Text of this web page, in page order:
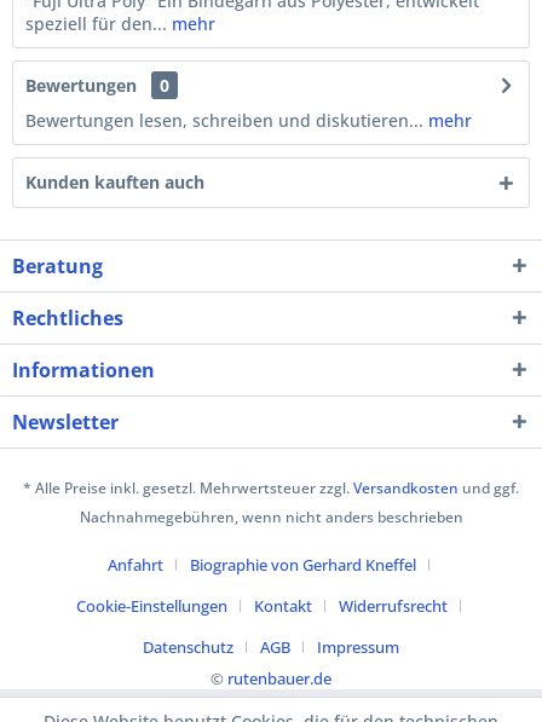
speziell für den... mehr
Bewertungen
0
Bewertungen lesen, schreiben und diskutieren... mehr
Kunden kauften auch
Beratung
Rechtliches
Informationen
Newsletter
* Alle Preise inkl. gesetzl. Mehrwertsteuer zzgl.Versandkosten und ggf.
Nachnahmegebühren, wenn nicht anders beschrieben
Anfahrt
Biographie von Gerhard Kneffel
Cookie-Einstellungen
Kontakt
Widerrufsrecht
Datenschutz
AGB
Impressum
© rutenbauer.de